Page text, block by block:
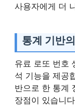
사용자에게 더
통계 기반
유료 로또 번호
석 기능을 제공
반으로 한 통계
장점이 있습니